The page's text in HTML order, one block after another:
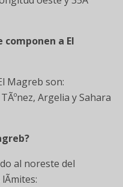
componen a El
Magreb son:
Argelia y Sahara
al noreste del